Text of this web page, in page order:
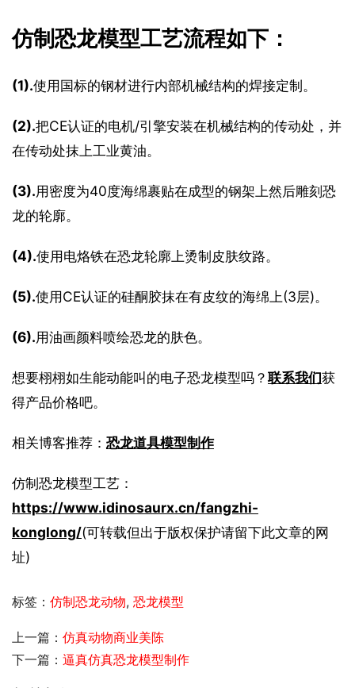
仿制恐龙模型工艺流程如下：
(1).使用国标的钢材进行内部机械结构的焊接定制。
(2).把CE认证的电机/引擎安装在机械结构的传动处，并
在传动处抹上工业黄油。
(3).用密度为40度海绵裹贴在成型的钢架上然后雕刻恐
龙的轮廓。
(4).使用电烙铁在恐龙轮廓上烫制皮肤纹路。
(5).使用CE认证的硅酮胶抹在有皮纹的海绵上(3层)。
(6).用油画颜料喷绘恐龙的肤色。
想要栩栩如生能动能叫的电子恐龙模型吗？联系我们获
得产品价格吧。
相关博客推荐： 恐龙道具模型制作
仿制恐龙模型工艺：
https://www.idinosaurx.cn/fangzhi-
konglong/(可转载但出于版权保护请留下此文章的网
址)
标签： 仿制恐龙动物, 恐龙模型
上一篇： 仿真动物商业美陈
下一篇： 逼真仿真恐龙模型制作